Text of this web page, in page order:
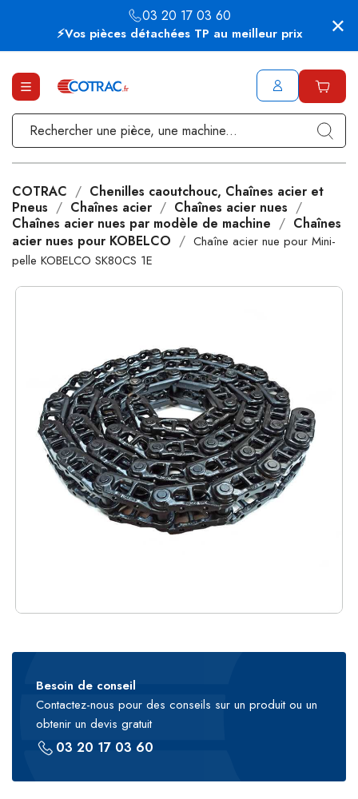
⚡Vos pièces détachées TP au meilleur prix
03 20 17 03 60
COTRAC
Chenilles caoutchouc, Chaînes acier et
Pneus
Chaînes acier
Chaînes acier nues
Chaînes acier nues par modèle de machine
Chaînes
acier nues pour KOBELCO
Chaîne acier nue pour Mini-
pelle KOBELCO SK80CS 1E
Besoin de conseil
Contactez-nous pour des conseils sur un produit ou un
obtenir un devis gratuit
03 20 17 03 60